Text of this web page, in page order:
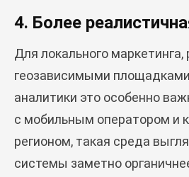
4. Более
Для локального маркетинга,
геозависимыми площадками
аналитики это особенно
с мобильным оператором и
регионом, такая среда
системы заметно